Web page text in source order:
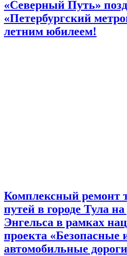
«Северный Путь»
«Петербургский
летним юбилеем!
Комплексный ремонт
путей в городе Тула
Энгельса в рамках
проекта «Безопасные
автомобильные